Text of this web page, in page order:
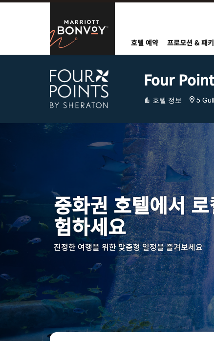
Skip to Content
Marriott
호텔 예약 프로모션 & 패
Four
호텔 정보 5
중화권 호텔에서
험하세요
진정한 여행을 위한 맞춤형 일정을 즐겨보세요